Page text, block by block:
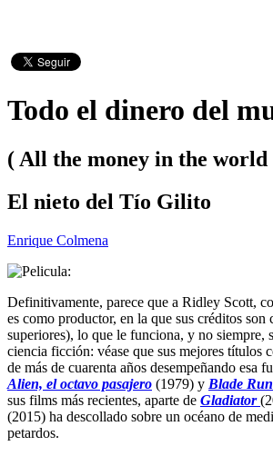
Todo el dinero del
( All the money in the world
El nieto del Tío Gilito
Enrique Colmena
Definitivamente, parece que a Ridley Scott,
es como productor, en la que sus créditos
superiores), lo que le funciona, y no siempre,
ciencia ficción: véase que sus mejores títulos
de más de cuarenta años desempeñando esa
Alien, el octavo pasajero (1979) y Blade
sus films más recientes, aparte de Gladiator
(2015) ha descollado sobre un océano de
petardos.